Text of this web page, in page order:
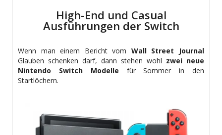
High-End und Casual
Ausführungen der Switch
Wenn man einem Bericht vom Wall Street Journal
Glauben schenken darf, dann stehen wohl zwei neue
Nintendo Switch Modelle für Sommer in den
Startlöchern.